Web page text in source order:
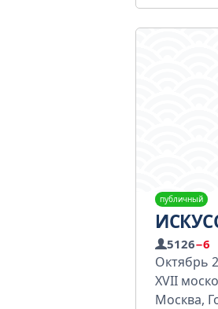
публичный
5126−6
Октябрь
XVII
Москва,